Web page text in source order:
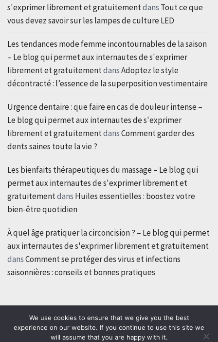
s'exprimer librement et gratuitementdans Tout ce que
vous devez savoir sur les lampes de culture LED
Les tendances mode femme incontournables de la saison
– Le blog qui permet aux internautes de s'exprimer
librement et gratuitementdansAdoptez le style
décontracté : l’essence de la superposition vestimentaire
Urgence dentaire : que faire en cas de douleur intense –
Le blog qui permet aux internautes de s'exprimer
librement et gratuitementdansComment garder des
dents saines toute la vie ?
Les bienfaits thérapeutiques du massage – Le blog qui
permet aux internautes de s'exprimer librement et
gratuitementdans Huiles essentielles : boostez votre
bien-être quotidien
À quel âge pratiquer la circoncision ? – Le blog qui permet
aux internautes de s'exprimer librement et gratuitement
dansComment se protéger des virus et infections
saisonnières : conseils et bonnes pratiques
Copyright © All rights reserved.|Theme: Classic Blog by
We use cookies to ensure that we give you the best
experience on our website. If you continue to use this site we
will assume that you are happy with it.